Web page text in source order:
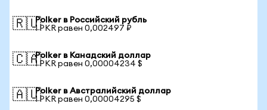
🇷🇺Polker в Российский рубль
1 PKR равен 0,002497 ₽
🇨🇦Polker в Канадский доллар
1 PKR равен 0,00004234 $
🇦🇺Polker в Австралийский доллар
1 PKR равен 0,00004295 $